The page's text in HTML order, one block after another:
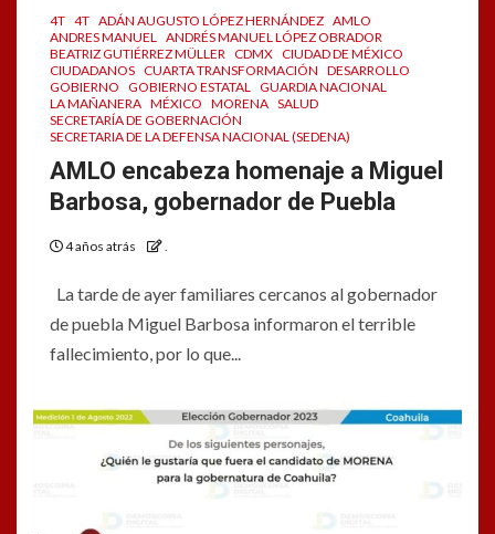
4T 4T ADÁN AUGUSTO LÓPEZ HERNÁNDEZ AMLO
ANDRES MANUEL ANDRÉS MANUEL LÓPEZ OBRADOR
BEATRIZ GUTIÉRREZ MÜLLER CDMX CIUDAD DE MÉXICO
CIUDADANOS CUARTA TRANSFORMACIÓN DESARROLLO
GOBIERNO GOBIERNO ESTATAL GUARDIA NACIONAL
LA MAÑANERA MÉXICO MORENA SALUD
SECRETARÍA DE GOBERNACIÓN
SECRETARIA DE LA DEFENSA NACIONAL (SEDENA)
AMLO encabeza homenaje a Miguel
Barbosa, gobernador de Puebla
4 años atrás .
La tarde de ayer familiares cercanos al gobernador
de puebla Miguel Barbosa informaron el terrible
fallecimiento, por lo que...